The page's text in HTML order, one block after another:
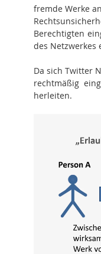
fremde Werke
Berechtigten
des Netzwerkes
Da sich Twitter
rechtmäßig
herleiten.